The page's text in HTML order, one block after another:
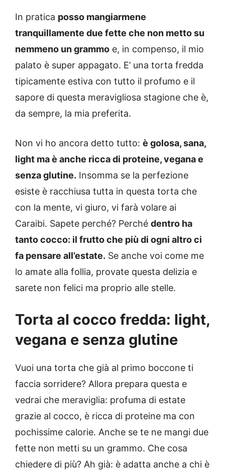
In pratica posso mangiarmene
tranquillamente due fette che non metto su
nemmeno un grammo e, in compenso, il mio
palato è super appagato. E’ una torta fredda
tipicamente estiva con tutto il profumo e il
sapore di questa meravigliosa stagione che è,
da sempre, la mia preferita.
Non vi ho ancora detto tutto: è golosa, sana,
light ma è anche ricca di proteine, vegana e
senza glutine. Insomma se la perfezione
esiste è racchiusa tutta in questa torta che
con la mente, vi giuro, vi farà volare ai
Caraibi. Sapete perché? Perché dentro ha
tanto cocco: il frutto che più di ogni altro ci
fa pensare all’estate. Se anche voi come me
lo amate alla follia, provate questa delizia e
sarete non felici ma proprio alle stelle.
Torta al cocco fredda: light,
vegana e senza glutine
Vuoi una torta che già al primo boccone ti
faccia sorridere? Allora prepara questa e
vedrai che meraviglia: profuma di estate
grazie al cocco, è ricca di proteine ma con
pochissime calorie. Anche se te ne mangi due
fette non metti su un grammo. Che cosa
chiedere di più? Ah già: è adatta anche a chi è